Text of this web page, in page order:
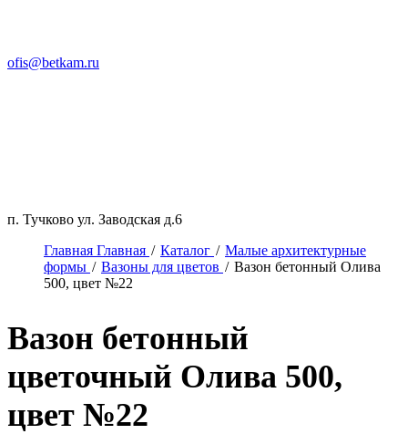
ofis@betkam.ru
п. Тучково ул. Заводская д.6
Главная Главная / Каталог / Малые архитектурные
формы / Вазоны для цветов / Вазон бетонный Олива
500, цвет №22
Вазон бетонный
цветочный Олива 500,
цвет №22